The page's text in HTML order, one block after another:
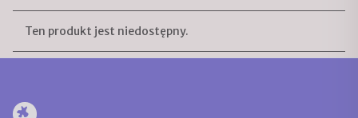
Ten produkt jest niedostępny.